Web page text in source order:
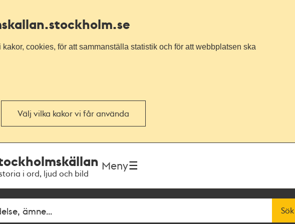
.stockholm.se
cookies, för att sammanställa statistik och för att webbplatsen ska
Välj vilka kakor vi får använda
i ord, ljud och bild
Meny
Sök